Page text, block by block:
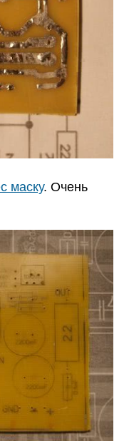
маску. Очень